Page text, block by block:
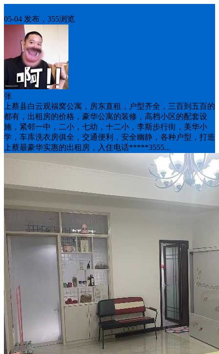
05-04 发布，355浏览
张
上蔡县白云观福窝公寓，房东直租，户型齐全，三百到五百的
都有，出租房的价格，豪华公寓的装修，高档小区的配套设
施，紧邻一中，二小，七幼，十二小，李斯步行街，美华小
学，车库洗衣房俱全，交通便利，安全幽静，各种户型，打造
上蔡最豪华实惠的出租房，入住电话*****3555...